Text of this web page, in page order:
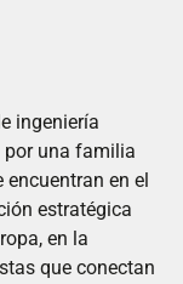
ingeniería
por una familia
en el
estratégica
en la
que conectan